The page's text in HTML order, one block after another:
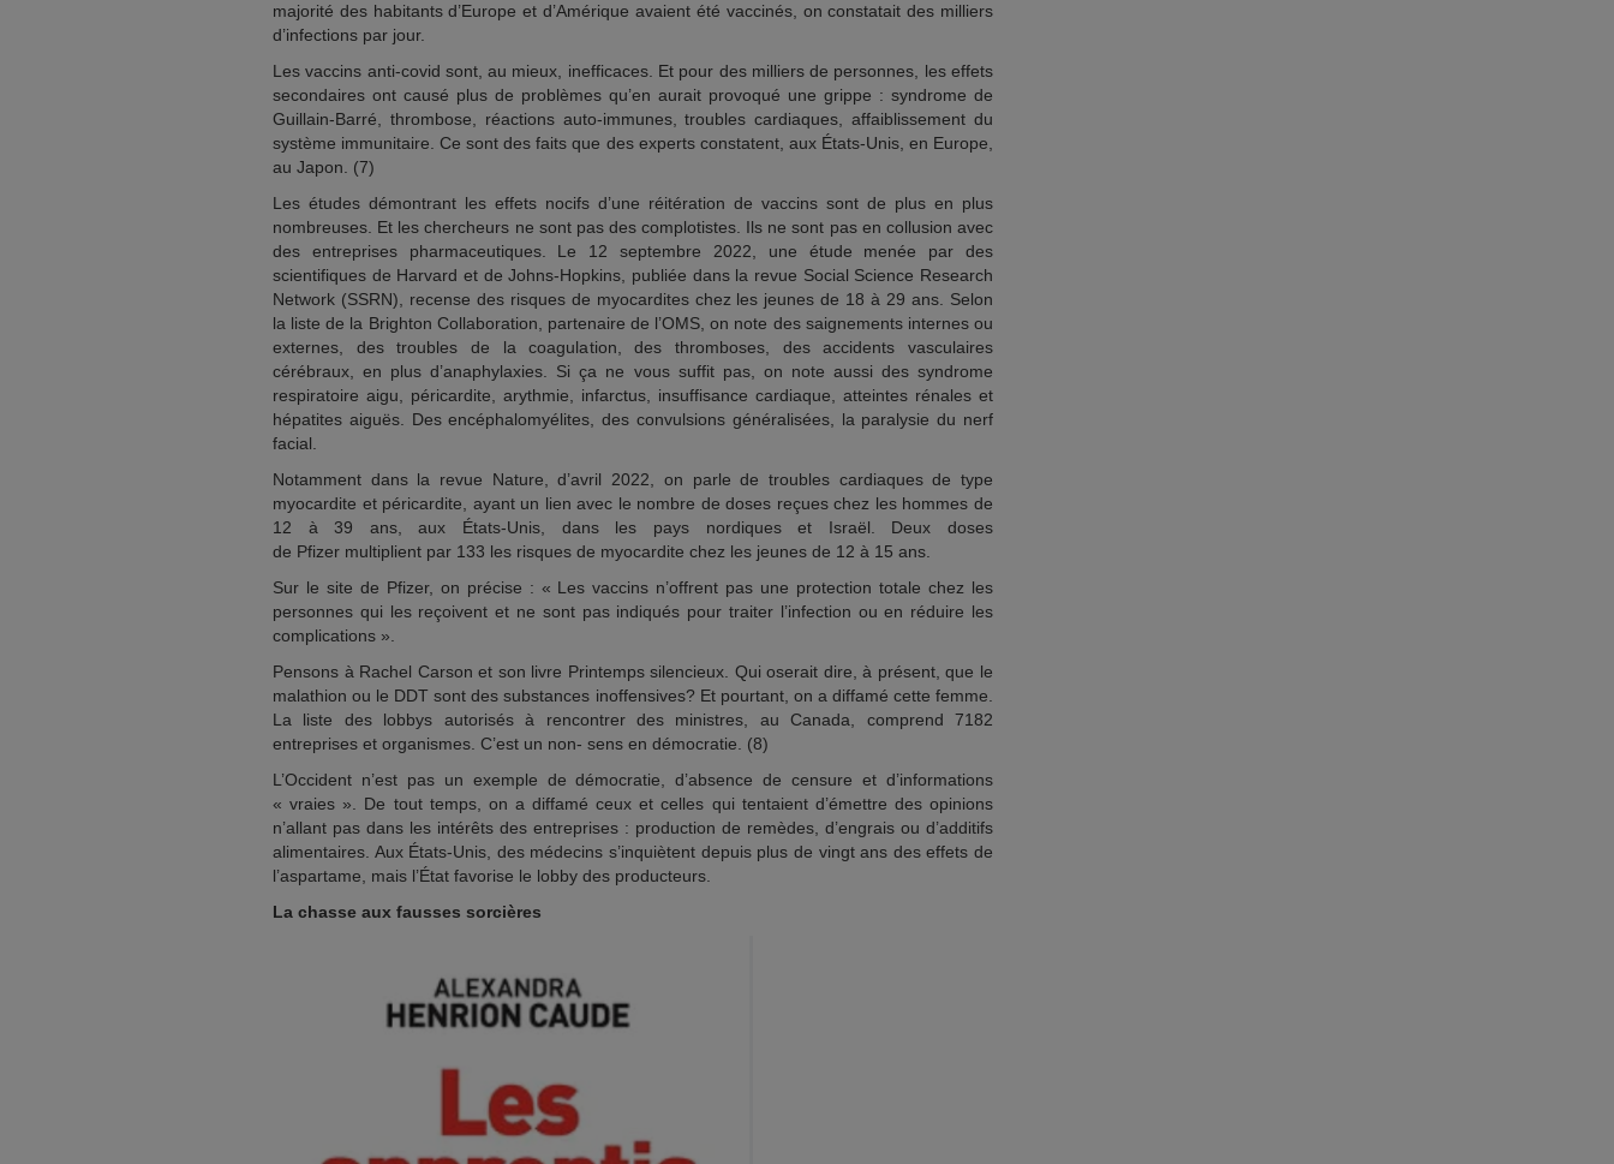
majorité des habitants d’Europe et d’Amérique avaient été vaccinés, on constatait des milliers
d’infections par jour.
Les vaccins anti-covid sont, au mieux, inefficaces. Et pour des milliers de personnes, les effets
secondaires ont causé plus de problèmes qu’en aurait provoqué une grippe : syndrome de
Guillain-Barré, thrombose, réactions auto-immunes, troubles cardiaques, affaiblissement du
système immunitaire. Ce sont des faits que des experts constatent, aux États-Unis, en Europe,
au Japon. (7)
Les études démontrant les effets nocifs d’une réitération de vaccins sont de plus en plus
nombreuses. Et les chercheurs ne sont pas des complotistes. Ils ne sont pas en collusion avec
des entreprises pharmaceutiques. Le 12 septembre 2022, une étude menée par des
scientifiques de Harvard et de Johns-Hopkins, publiée dans la revue Social Science Research
Network (SSRN), recense des risques de myocardites chez les jeunes de 18 à 29 ans. Selon
la liste de la Brighton Collaboration, partenaire de l’OMS, on note des saignements internes ou
externes, des troubles de la coagulation, des thromboses, des accidents vasculaires
cérébraux, en plus d’anaphylaxies. Si ça ne vous suffit pas, on note aussi des syndrome
respiratoire aigu, péricardite, arythmie, infarctus, insuffisance cardiaque, atteintes rénales et
hépatites aiguës. Des encéphalomyélites, des convulsions généralisées, la paralysie du nerf
facial.
Notamment dans la revue Nature, d’avril 2022, on parle de troubles cardiaques de type
myocardite et péricardite, ayant un lien avec le nombre de doses reçues chez les hommes de
12 à 39 ans, aux États-Unis, dans les pays nordiques et Israël. Deux doses
de Pfizer multiplient par 133 les risques de myocardite chez les jeunes de 12 à 15 ans.
Sur le site de Pfizer, on précise : « Les vaccins n’offrent pas une protection totale chez les
personnes qui les reçoivent et ne sont pas indiqués pour traiter l’infection ou en réduire les
complications ».
Pensons à Rachel Carson et son livre Printemps silencieux. Qui oserait dire, à présent, que le
malathion ou le DDT sont des substances inoffensives? Et pourtant, on a diffamé cette femme.
La liste des lobbys autorisés à rencontrer des ministres, au Canada, comprend 7182
entreprises et organismes. C’est un non- sens en démocratie. (8)
L’Occident n’est pas un exemple de démocratie, d’absence de censure et d’informations
« vraies ». De tout temps, on a diffamé ceux et celles qui tentaient d’émettre des opinions
n’allant pas dans les intérêts des entreprises : production de remèdes, d’engrais ou d’additifs
alimentaires. Aux États-Unis, des médecins s’inquiètent depuis plus de vingt ans des effets de
l’aspartame, mais l’État favorise le lobby des producteurs.
La chasse aux fausses sorcières